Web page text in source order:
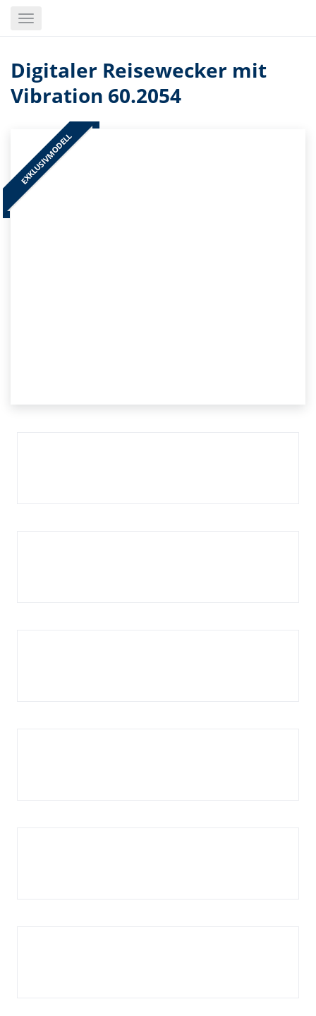
Toggle
Digitaler Reisewecker mit
Vibration 60.2054
EXKLUSIVMODELL